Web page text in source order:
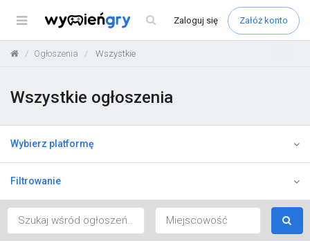
Menu Zaloguj się Załóż konto
Ogłoszenia Wszystkie
Wszystkie ogłoszenia
Wybierz platformę
Filtrowanie